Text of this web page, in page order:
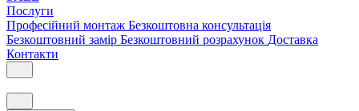
Послуги
Професійний монтаж Безкоштовна консультація
Безкоштовний замір Безкоштовний розрахунок Доставка
Контакти